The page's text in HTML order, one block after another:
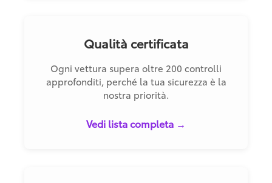
Qualità certificata
Ogni vettura supera oltre 200 controlli
approfonditi, perché la tua sicurezza è la
nostra priorità.
Vedi lista completa →